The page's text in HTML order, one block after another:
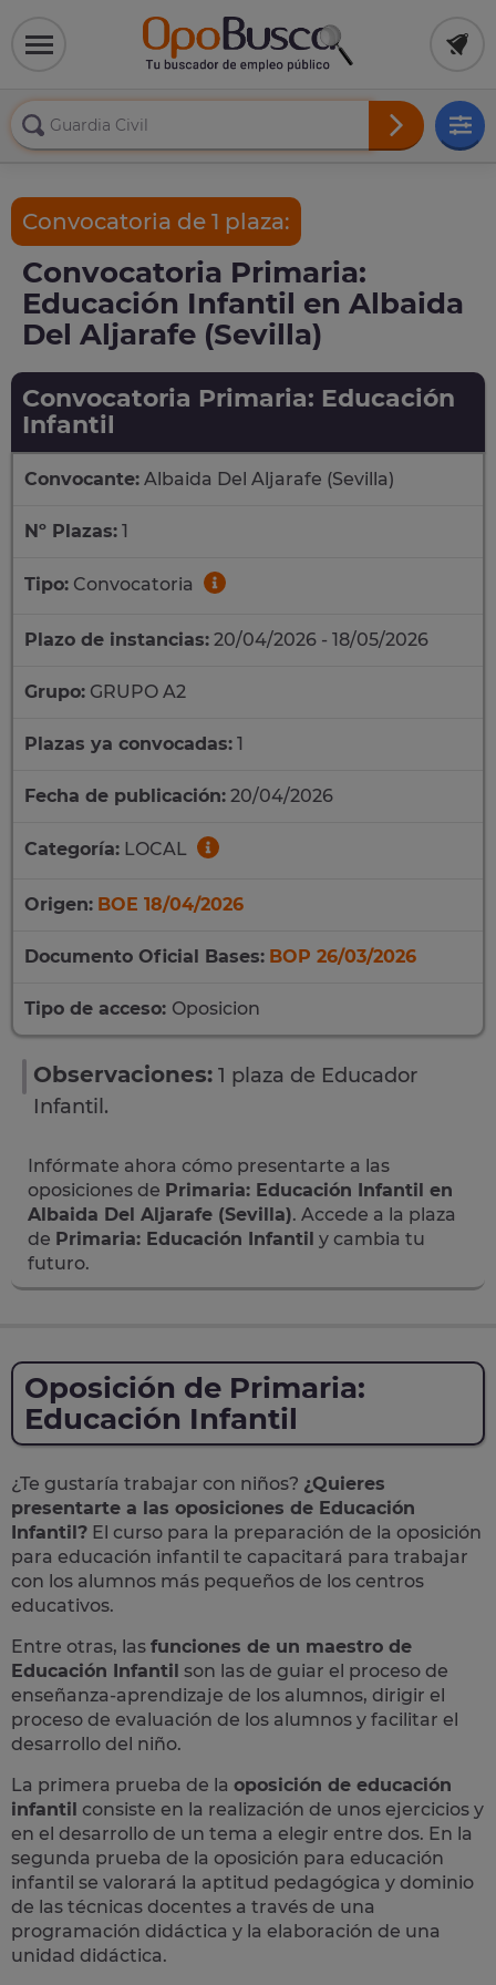
Convocatoria de 1 plaza:
Convocatoria Primaria:
Educación Infantil en Albaida
Del Aljarafe (Sevilla)
Convocatoria Primaria: Educación
Infantil
Convocante: Albaida Del Aljarafe (Sevilla)
Nº Plazas: 1
Tipo: Convocatoria
Plazo de instancias: 20/04/2026 - 18/05/2026
Grupo: GRUPO A2
Plazas ya convocadas: 1
Fecha de publicación: 20/04/2026
Categoría: LOCAL
Origen: BOE 18/04/2026
Documento Oficial Bases: BOP 26/03/2026
Tipo de acceso: Oposicion
Observaciones: 1 plaza de Educador
Infantil.
Infórmate ahora cómo presentarte a las
oposiciones de Primaria: Educación Infantil en
Albaida Del Aljarafe (Sevilla). Accede a la plaza
de Primaria: Educación Infantil y cambia tu
futuro.
Oposición de Primaria:
Educación Infantil
¿Te gustaría trabajar con niños? ¿Quieres
presentarte a las oposiciones de Educación
Infantil? El curso para la preparación de la oposición
para educación infantil te capacitará para trabajar
con los alumnos más pequeños de los centros
educativos.
Entre otras, las funciones de un maestro de
Educación Infantil son las de guiar el proceso de
enseñanza-aprendizaje de los alumnos, dirigir el
proceso de evaluación de los alumnos y facilitar el
desarrollo del niño.
La primera prueba de la oposición de educación
infantil consiste en la realización de unos ejercicios y
en el desarrollo de un tema a elegir entre dos. En la
segunda prueba de la oposición para educación
infantil se valorará la aptitud pedagógica y dominio
de las técnicas docentes a través de una
programación didáctica y la elaboración de una
unidad didáctica.